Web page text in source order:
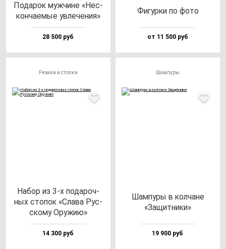
Пода­рок муж­чи­не «Нес­
кон­ча­емые ув­ле­че­ния»
28 500 руб
Фигур­ки по фо­то
от 11 500 руб
Рюмки и стопки
Набор из 3-х по­да­роч­
ных сто­пок «Сла­ва Рус­
ско­му Ору­жию»
14 300 руб
Шампуры
Шам­пу­ры в кол­ча­не
«Защит­ни­ки»
19 900 руб